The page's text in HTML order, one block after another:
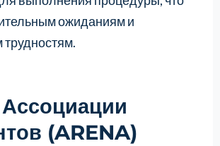
ожиданиям и
(ARENA)